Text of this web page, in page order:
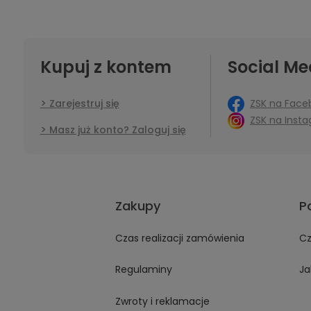
Kupuj z kontem
Zarejestruj się
Masz już konto? Zaloguj się
Social
ZSK na
ZSK na
Zakupy
Czas realizacji zamówienia
Regulaminy
Zwroty i reklamacje